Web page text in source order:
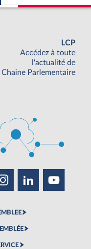
LCP
Accédez à toute
l'actualité de
Chaine Parlementaire